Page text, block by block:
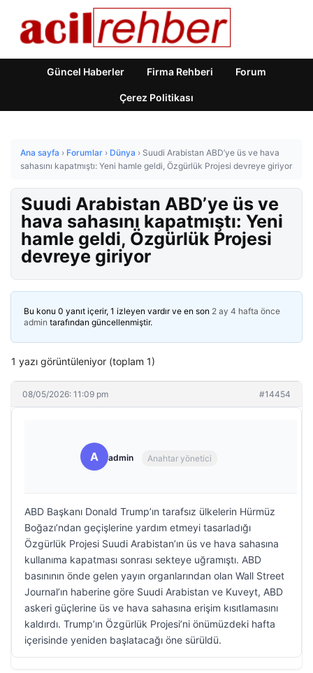
Güncel Haberler Firma Rehberi Forum
Çerez Politikası
Ana sayfa › Forumlar › Dünya › Suudi Arabistan ABD’ye üs ve hava
sahasını kapatmıştı: Yeni hamle geldi, Özgürlük Projesi devreye giriyor
Suudi Arabistan ABD’ye üs ve
hava sahasını kapatmıştı: Yeni
hamle geldi, Özgürlük Projesi
devreye giriyor
Bu konu 0 yanıt içerir, 1 izleyen vardır ve en son 2 ay 4 hafta önce
admin tarafından güncellenmiştir.
1 yazı görüntüleniyor (toplam 1)
08/05/2026: 11:09 pm #14454
A admin Anahtar yönetici
ABD Başkanı Donald Trump’ın tarafsız ülkelerin Hürmüz
Boğazı’ndan geçişlerine yardım etmeyi tasarladığı
Özgürlük Projesi Suudi Arabistan’ın üs ve hava sahasına
kullanıma kapatması sonrası sekteye uğramıştı. ABD
basınının önde gelen yayın organlarından olan Wall Street
Journal’ın haberine göre Suudi Arabistan ve Kuveyt, ABD
askeri güçlerine üs ve hava sahasına erişim kısıtlamasını
kaldırdı. Trump’ın Özgürlük Projesi’ni önümüzdeki hafta
içerisinde yeniden başlatacağı öne sürüldü.